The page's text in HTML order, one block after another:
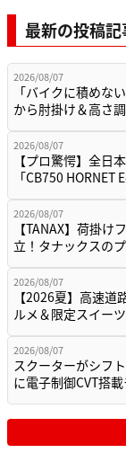
最新の投稿
2026/08/07
「バイクに積めな
から肘掛け＆高さ
2026/08/07
【プロ驚愕】全日
「CB750
2026/08/07
【TANAX】荷掛
立！タナックスの
2026/08/07
【2026夏】高速道
ルメ＆限定スイー
2026/08/07
スクーターがシフ
に電子制御CVT搭